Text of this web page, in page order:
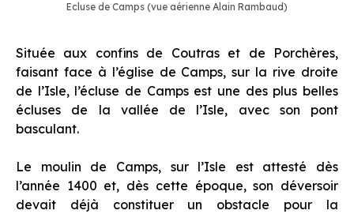
Ecluse de Camps (vue aérienne Alain Rambaud)
Située aux confins de Coutras et de Porchères,
faisant face à l’église de Camps, sur la rive droite
de l’Isle, l’écluse de Camps est une des plus belles
écluses de la vallée de l’Isle, avec son pont
basculant.
Le moulin de Camps, sur l’Isle est attesté dès
l’année 1400 et, dès cette époque, son déversoir
devait déjà constituer un obstacle pour la